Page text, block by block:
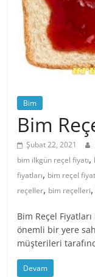
Bim
Bim
Şubat 22, 2021
bim ilkgün reçel fiyatı,
fiyatları, bim reçel
reçeller, bim reçelleri,
Bim Reçel
önemli bir yere
müşterileri
Devam